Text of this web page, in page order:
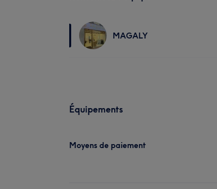
MAGALY
Équipements
Moyens de paiement